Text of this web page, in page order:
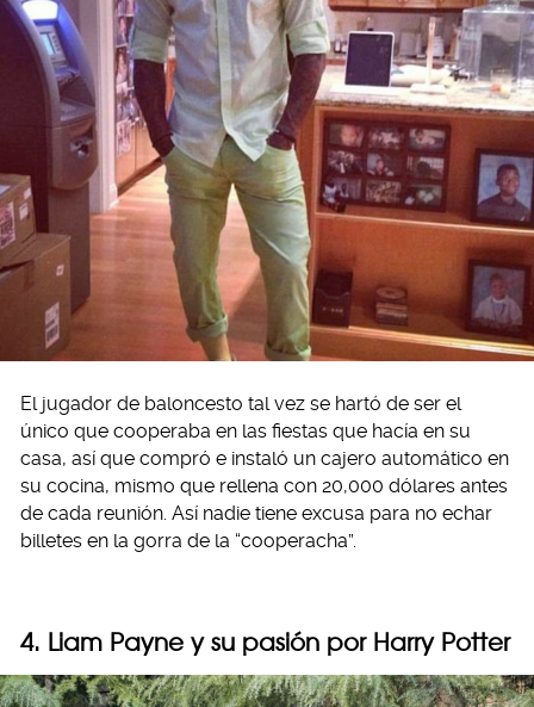
El jugador de baloncesto tal vez se hartó de ser el
único que cooperaba en las fiestas que hacía en su
casa, así que compró e instaló un cajero automático en
su cocina, mismo que rellena con 20,000 dólares antes
de cada reunión. Así nadie tiene excusa para no echar
billetes en la gorra de la “cooperacha”.
4. Liam Payne y su pasión por Harry Potter